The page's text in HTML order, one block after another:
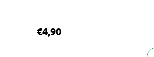
€4,90